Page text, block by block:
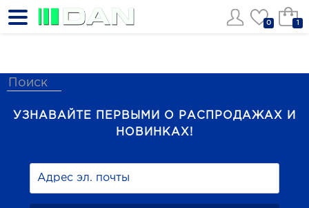
0 1
УЗНАВАЙТЕ ПЕРВЫМИ О РАСПРОДАЖАХ И
НОВИНКАХ!